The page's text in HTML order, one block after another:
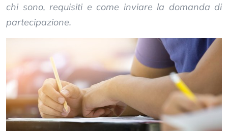
chi sono, requisiti e come inviare la domanda di
partecipazione.